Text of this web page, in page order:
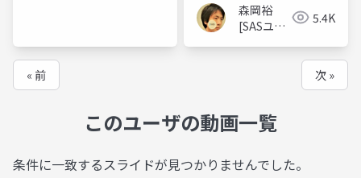
森岡裕
[SASユー
5.4K
« 前 次 »
このユーザの動画一覧
条件に一致するスライドが見つかりませんでした。